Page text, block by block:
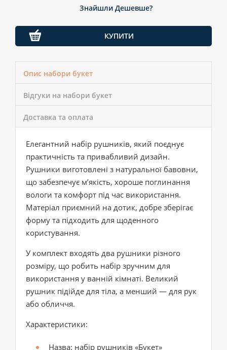
Знайшли Дешевше?
КУПИТИ
Опис набори букет
Відгуки на набори букет
Доставка та оплата
Елегантний набір рушників, який поєднує
практичність та привабливий дизайн.
Рушники виготовлені з натуральної бавовни,
що забезпечує м’якість, хороше поглинання
вологи та комфорт під час використання.
Матеріал приємний на дотик, добре зберігає
форму та підходить для щоденного
користування.
У комплект входять два рушники різного
розміру, що робить набір зручним для
використання у ванній кімнаті. Великий
рушник підійде для тіла, а менший — для рук
або обличчя.
Характеристики:
Назва: набір рушників «Букет»